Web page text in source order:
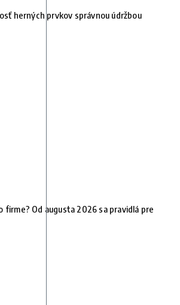
herných prvkov správnou údržbou
firme? Od augusta 2026 sa pravidlá pre